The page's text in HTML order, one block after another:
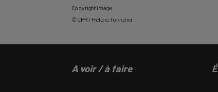
Copyright image:
© CPR / Hélène Tonnelier
A voir / à faire